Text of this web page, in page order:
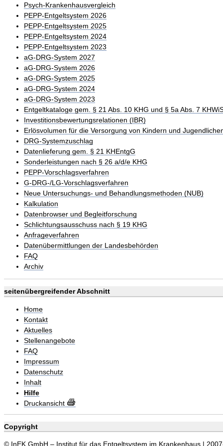
Psych-Krankenhausvergleich
PEPP-Entgeltsystem 2026
PEPP-Entgeltsystem 2025
PEPP-Entgeltsystem 2024
PEPP-Entgeltsystem 2023
aG-DRG-System 2027
aG-DRG-System 2026
aG-DRG-System 2025
aG-DRG-System 2024
aG-DRG-System 2023
Entgeltkataloge gem. § 21 Abs. 10 KHG und § 5a Abs. 7
Investitionsbewertungsrelationen (IBR)
Erlösvolumen für die Versorgung von Kindern und
DRG-Systemzuschlag
Datenlieferung gem. § 21 KHEntgG
Sonderleistungen nach § 26 a/d/e KHG
PEPP-Vorschlagsverfahren
G-DRG-/LG-Vorschlagsverfahren
Neue Untersuchungs- und Behandlungsmethoden (NUB)
Kalkulation
Datenbrowser und Begleitforschung
Schlichtungsausschuss nach § 19 KHG
Anfrageverfahren
Datenübermittlungen der Landesbehörden
FAQ
Archiv
seitenübergreifender Abschnitt
Home
Kontakt
Aktuelles
Stellenangebote
FAQ
Impressum
Datenschutz
Inhalt
Hilfe
Druckansicht
Copyright
© InEK GmbH – Institut für das Entgeltsystem im Krankenhaus |